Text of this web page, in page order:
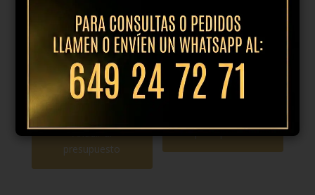
Plato llano
25.5cm dune
azul
15,95€IVA
incl.
Añadir al
presupuesto
Plato postre
21cm brush
11,95€IVA
incl.
presupuesto